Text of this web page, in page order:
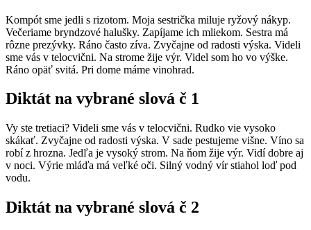
Kompót sme jedli s rizotom. Moja sestrička miluje ryžový nákyp.
Večeriame bryndzové halušky. Zapíjame ich mliekom. Sestra má
rôzne prezývky. Ráno často zíva. Zvyčajne od radosti výska. Videli
sme vás v telocvični. Na strome žije výr. Videl som ho vo výške.
Ráno opäť svitá. Pri dome máme vinohrad.
Diktát na vybrané slová č 1
Vy ste tretiaci? Videli sme vás v telocvični. Rudko vie vysoko
skákať. Zvyčajne od radosti výska. V sade pestujeme višne. Víno sa
robí z hrozna. Jedľa je vyso­ký strom. Na ňom žije výr. Vidí dobre aj
v noci. Výrie mláďa má veľké oči. Sil­ný vodný vír stiahol loď pod
vodu.
Diktát na vybrané slová č 2